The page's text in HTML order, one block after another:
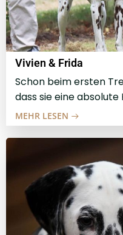
Vivien & Frida
Schon beim ersten
dass sie eine
MEHR LESEN